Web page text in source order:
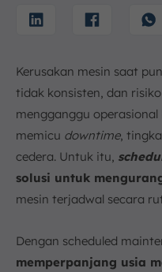
Jalan)
a. Inspeksi Sistem
b. Kalibrasi
c. Planned
6. Langkah
Maintenance yang
a. Inventarisasi
b. Menentukan
d. Membuat Jadwal
e. Tinjau dan
Kerusakan mesin saat
tidak konsisten, dan
mengganggu
memicu downtime,
cedera. Untuk itu,
solusi untuk
mesin terjadwal secara
Dengan scheduled
memperpanjang usia